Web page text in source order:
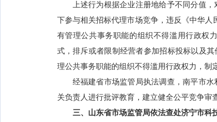
上述行为根据企业注册地给予不同分值
下参与相关招标代理市场竞争，违反《中华
有管理公共事务职能的组织不得滥用行政权
式，排斥或者限制经营者参加招标投标以及
理公共事务职能的组织不得滥用行政权力，制
经福建省市场监管局执法调查，南平市
关负责人进行批评教育，建立健全公平竞争
三、山东省市场监管局依法查处济宁市科